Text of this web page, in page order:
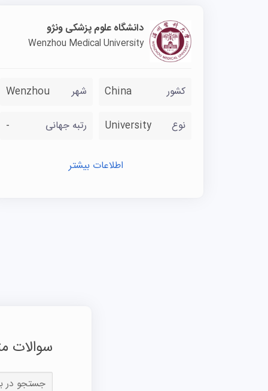
دانشگاه علوم پزشکی ونژو
Wenzhou Medical University
کشور China شهر Wenzhou
نوع University رتبه جهانی -
اطلاعات بیشتر
سوالات